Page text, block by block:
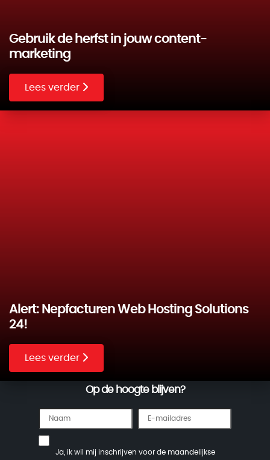
Gebruik de herfst in jouw content-
marketing
Lees verder
Alert: Nepfacturen Web Hosting Solutions
24!
Lees verder
Op de hoogte blijven?
Ja, ik wil mij inschrijven voor de maandelijkse